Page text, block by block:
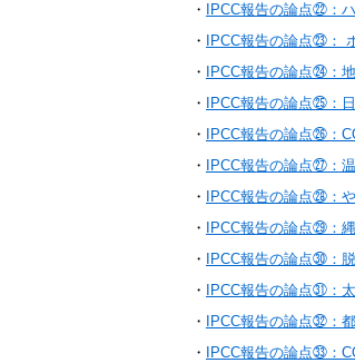
・
IPCC報告の論点㉒：
・
IPCC報告の論点㉓：
・
IPCC報告の論点㉔：
・
IPCC報告の論点㉕：
・
IPCC報告の論点㉖：
・
IPCC報告の論点㉗：
・
IPCC報告の論点㉘：
・
IPCC報告の論点㉙：
・
IPCC報告の論点㉚：
・
IPCC報告の論点㉛：
・
IPCC報告の論点㉜：
・
IPCC報告の論点㉝：